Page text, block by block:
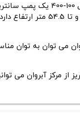
می توان به توان
از مرکز آبروان می